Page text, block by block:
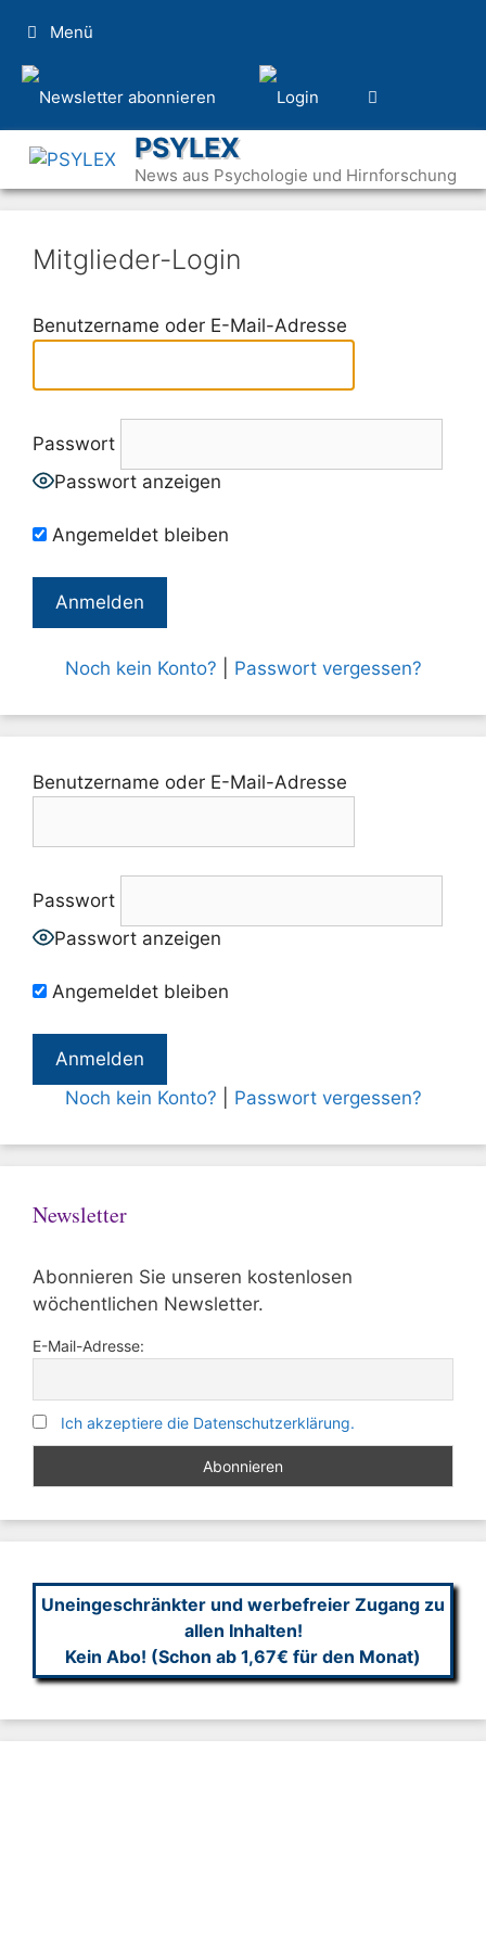
Inhalt
springen
Menü
PSYLEX
News aus Psychologie und Hirnforschung
Mitglieder-Login
Benutzername oder E-Mail-Adresse
Passwort
Passwort anzeigen
Angemeldet bleiben
Noch kein Konto? Passwort vergessen?
Benutzername oder E-Mail-Adresse
Passwort
Passwort anzeigen
Angemeldet bleiben
Noch kein Konto? Passwort vergessen?
Newsletter
Abonnieren Sie unseren kostenlosen
wöchentlichen Newsletter.
E-Mail-Adresse:
Ich akzeptiere die Datenschutzerklärung.
Uneingeschränkter und werbefreier Zugang zu
allen Inhalten!
Kein Abo! (Schon ab 1,67€ für den Monat)